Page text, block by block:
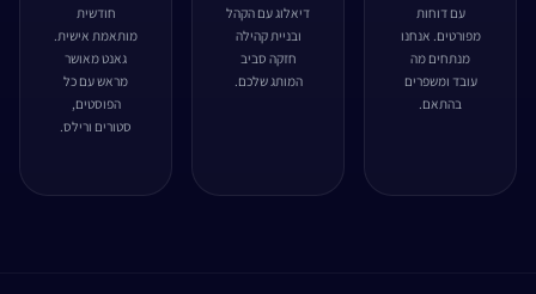
עם דוחות
מפורטים. אנחנו
מנתחים מה
עובד ומשפרים
בהתאם.
דיאלוג עם הקהל
ובניית קהילה
חזקה סביב
המותג שלכם.
חודשית
מותאמת אישית.
גאנט מאושר
מראש עם כל
הפוסטים,
סטורים ורילס.